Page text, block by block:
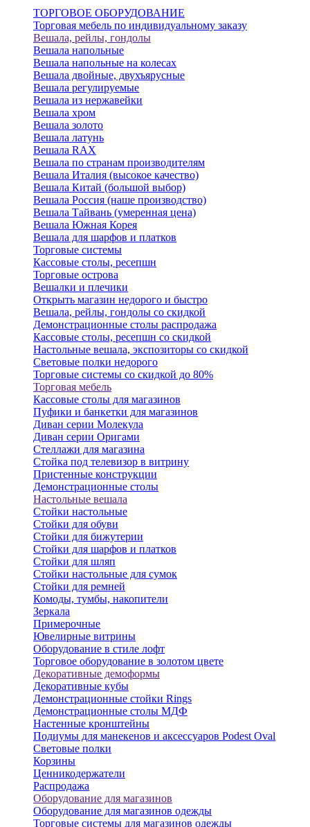
ТОРГОВОЕ ОБОРУДОВАНИЕ
Торговая мебель по индивидуальному заказу
Вешала, рейлы, гондолы
Вешала напольные
Вешала напольные на колесах
Вешала двойные, двухъярусные
Вешала регулируемые
Вешала из нержавейки
Вешала хром
Вешала золото
Вешала латунь
Вешала RAX
Вешала по странам производителям
Вешала Италия (высокое качество)
Вешала Китай (большой выбор)
Вешала Россия (наше производство)
Вешала Тайвань (умеренная цена)
Вешала Южная Корея
Вешала для шарфов и платков
Торговые системы
Кассовые столы, ресепшн
Торговые острова
Вешалки и плечики
Открыть магазин недорого и быстро
Вешала, рейлы, гондолы со скидкой
Демонстрационные столы распродажа
Кассовые столы, ресепшн со скидкой
Настольные вешала, экспозиторы со скидкой
Световые полки недорого
Торговые системы со скидкой до 80%
Торговая мебель
Кассовые столы для магазинов
Пуфики и банкетки для магазинов
Диван серии Молекула
Диван серии Оригами
Стеллажи для магазина
Стойка под телевизор в витрину
Пристенные конструкции
Демонстрационные столы
Настольные вешала
Стойки настольные
Стойки для обуви
Стойки для бижутерии
Стойки для шарфов и платков
Стойки для шляп
Стойки настольные для сумок
Стойки для ремней
Комоды, тумбы, накопители
Зеркала
Примерочные
Ювелирные витрины
Оборудование в стиле лофт
Торговое оборудование в золотом цвете
Декоративные демоформы
Декоративные кубы
Демонстрационные стойки Rings
Демонстрационные столы МДФ
Настенные кронштейны
Подиумы для манекенов и аксессуаров Podest Oval
Световые полки
Корзины
Ценникодержатели
Распродажа
Оборудование для магазинов
Оборудование для магазинов одежды
Торговые системы для магазинов одежды